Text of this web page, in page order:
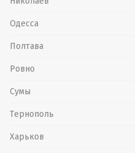
Одесса
Полтава
Ровно
Сумы
Тернополь
Харьков